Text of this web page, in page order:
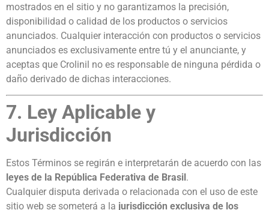
mostrados en el sitio y no garantizamos la precisión,
disponibilidad o calidad de los productos o servicios
anunciados. Cualquier interacción con productos o servicios
anunciados es exclusivamente entre tú y el anunciante, y
aceptas que Crolinil no es responsable de ninguna pérdida o
daño derivado de dichas interacciones.
7. Ley Aplicable y
Jurisdicción
Estos Términos se regirán e interpretarán de acuerdo con las
leyes de la República Federativa de Brasil.
Cualquier disputa derivada o relacionada con el uso de este
sitio web se someterá a la jurisdicción exclusiva de los